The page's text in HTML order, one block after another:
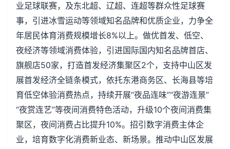
业足球联赛，及东北超、辽超、连超等群众性足球赛
事，引进冰雪运动等领域知名品牌和优质企业，力争全
年居民体育消费规模增长8%以上。做优首发、低空、
夜经济等领域消费体验，引进国际国内知名品牌首店、
旗舰店50家，打造首发经济集聚区2个，支持中山区发
展首发经济全链条模式，依托东港商务区、长海县等培
育低空体验消费热点，持续开展“夜品连味”“夜游连景”
“夜赏连艺”等夜间消费特色活动，升级10个夜间消费集
聚区，夜间消费占比提升10%。招引数字消费主体企
业，培育数字化消费新业态、新场景。推动中山区发展